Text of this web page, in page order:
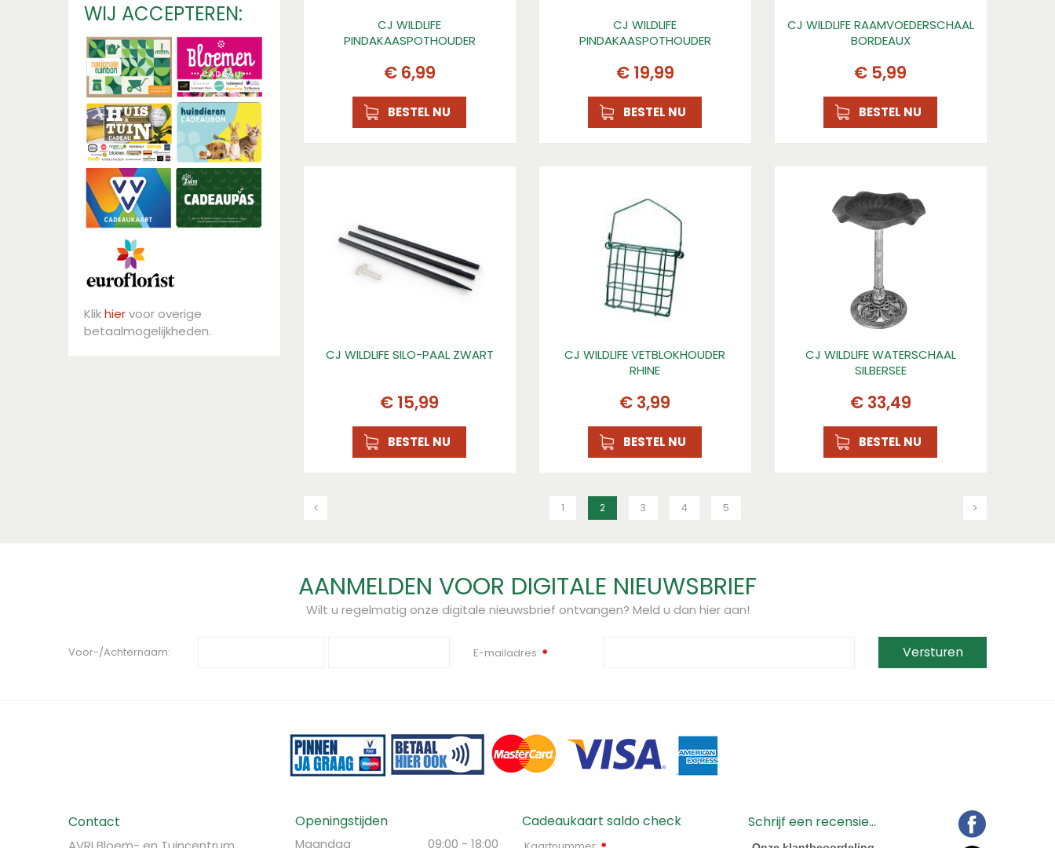
CJ WILDLIFE
PINDAKAASPOTHOUDER
€ 6,99
BESTEL NU
CJ WILDLIFE
PINDAKAASPOTHOUDER
€ 19,99
BESTEL NU
CJ WILDLIFE RAAMVOEDERSCHAAL
BORDEAUX
€ 5,99
BESTEL NU
CJ WILDLIFE SILO-PAAL ZWART
€ 15,99
BESTEL NU
CJ WILDLIFE VETBLOKHOUDER
RHINE
€ 3,99
BESTEL NU
CJ WILDLIFE WATERSCHAAL
SILBERSEE
€ 33,49
BESTEL NU
1 2 3 4 5
WIJ ACCEPTEREN:
Klikhiervoor overige
betaalmogelijkheden.
AANMELDEN VOOR DIGITALE NIEUWSBRIEF
Wilt u regelmatig onze digitale nieuwsbrief ontvangen? Meld u dan hier aan!
Voor-/Achternaam: E-mailadres: *
Contact Openingstijden
Maandag 09:00 - 18:00
Cadeaukaart saldo check Schrijf een recensie...